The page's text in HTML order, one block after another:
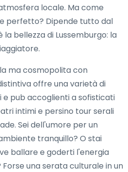
locale. Ma come
perfetto? Dipende tutto dal
bellezza di Lussemburgo: la
ma cosmopolita con
offre una varietà di
pub accoglienti a sofisticati
intimi e persino tour serali
Sei dell'umore per un
tranquillo? O stai
ballare e goderti l'energia
una serata culturale in un